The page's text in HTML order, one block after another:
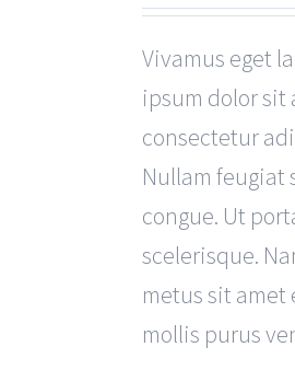
Vivamus eget
ipsum dolor sit
consectetur
Nullam feugiat
congue. Ut
scelerisque.
metus sit amet
mollis purus